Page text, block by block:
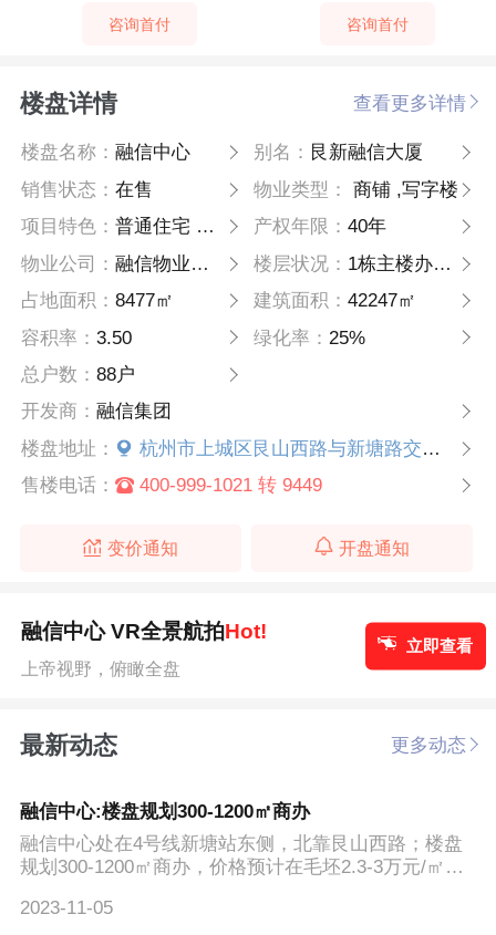
咨询首付 咨询首付
楼盘详情 查看更多详情
楼盘名称：融信中心 别名： 艮新融信大厦
销售状态：在售 物业类型：
商铺 ,写字楼
项目特色：普通住宅 高层 产权年限： 40年
物业公司：融信物业服务集团有限公司 楼层状况： 1栋主楼办公+1栋辅楼办公
占地面积：8477㎡ 建筑面积： 42247㎡
容积率：3.50 绿化率： 25%
总户数：88户
开发商：融信集团
楼盘地址：
杭州市上城区艮山西路与新塘路交叉口（地铁4号线新塘路站）
售楼电话：
400-999-1021 转 9449
变价通知 开盘通知
融信中心 VR全景航拍Hot!
上帝视野，俯瞰全盘
立即查看
最新动态 更多动态
融信中心:楼盘规划300-1200㎡商办
融信中心处在4号线新塘站东侧，北靠艮山西路；楼盘
规划300-1200㎡商办，价格预计在毛坯2.3-3万元/㎡
2023-11-05